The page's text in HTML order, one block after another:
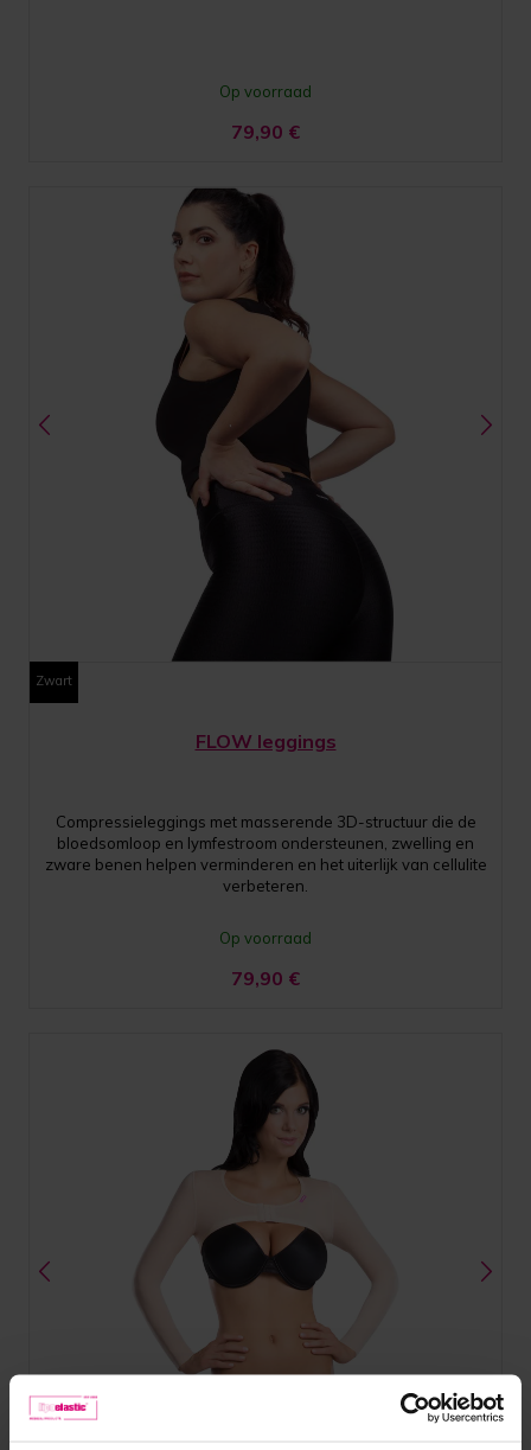
Op voorraad
79,90 €
Zwart
FLOW leggings
Compressieleggings met masserende 3D-structuur die de
bloedsomloop en lymfestroom ondersteunen, zwelling en
zware benen helpen verminderen en het uiterlijk van cellulite
verbeteren.
Op voorraad
79,90 €